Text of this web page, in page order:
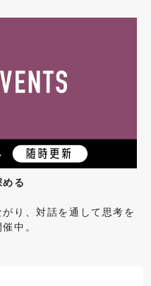
る
り、対話を通して思考を
中。